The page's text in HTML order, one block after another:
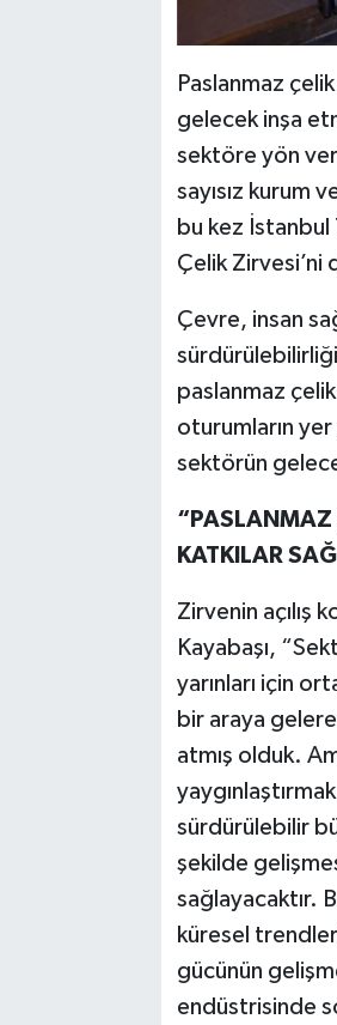
Paslanmaz
gelecek inşa
sektöre yön
sayısız kurum
bu kez İstanbul
Çelik Zirvesi’ni
Çevre, insan
paslanmaz
oturumların
sektörün
“PASLANMAZ
KATKILAR
Zirvenin açılış
Kayabaşı,
yarınları için
bir araya
atmış olduk.
sürdürülebilir
şekilde
sağlayacaktır.
küresel
gücünün
endüstrisinde